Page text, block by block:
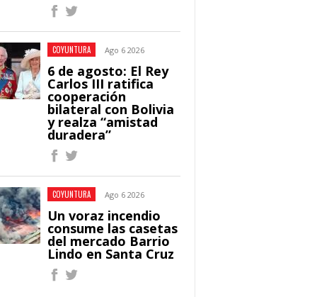
COYUNTURA Ago 6 2026
6 de agosto: El Rey
Carlos III ratifica
cooperación
bilateral con Bolivia
y realza “amistad
duradera”
COYUNTURA Ago 6 2026
Un voraz incendio
consume las casetas
del mercado Barrio
Lindo en Santa Cruz